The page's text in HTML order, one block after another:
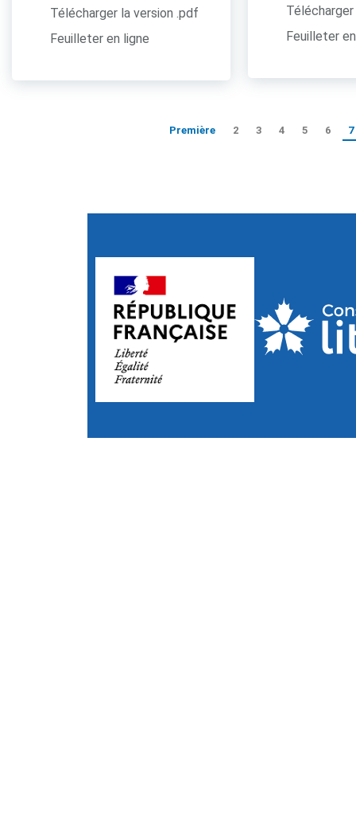
Télécharger la version .pdf
Feuilleter en ligne
Feuilleter
Première 2 3 4 5 6 7